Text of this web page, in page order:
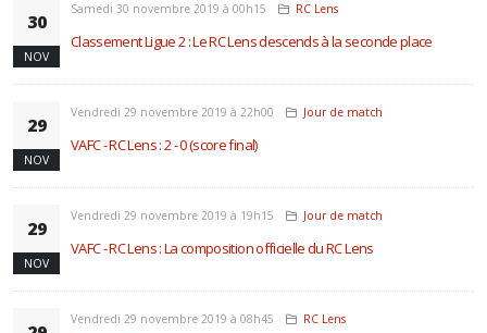
30
NOV
Samedi 30 novembre 2019 à 00h15 RC Lens
Classement Ligue 2 : Le RC Lens descends à la seconde place
29
NOV
Vendredi 29 novembre 2019 à 22h00 Jour de match
VAFC - RC Lens : 2 - 0 (score final)
29
NOV
Vendredi 29 novembre 2019 à 19h15 Jour de match
VAFC - RC Lens : La composition officielle du RC Lens
Vendredi 29 novembre 2019 à 08h45 RC Lens